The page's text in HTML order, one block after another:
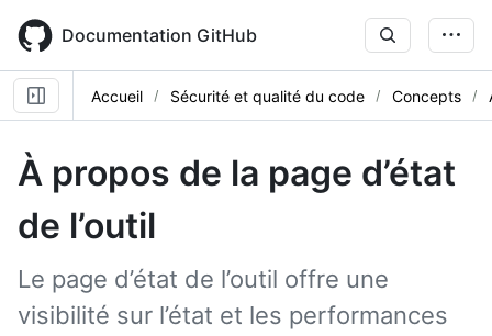
main
content
Documentation GitHub
Accueil Sécurité et qualité du code Concepts
À propos de la page d’état
de l’outil
Le page d’état de l’outil offre une
visibilité sur l’état et les performances